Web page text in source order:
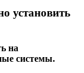
установить
на
системы.